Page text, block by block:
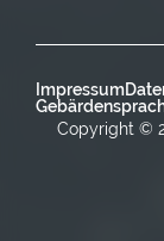
Impressum
Copyright ©